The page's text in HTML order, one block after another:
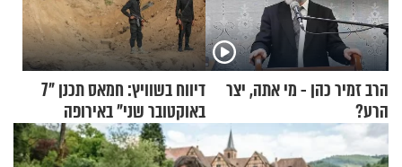
הרב זמיר כהן - מי אתה, יצר
הרע?
דיווח בשוויץ: חמאס תכנן "7
באוקטובר שני" באירופה